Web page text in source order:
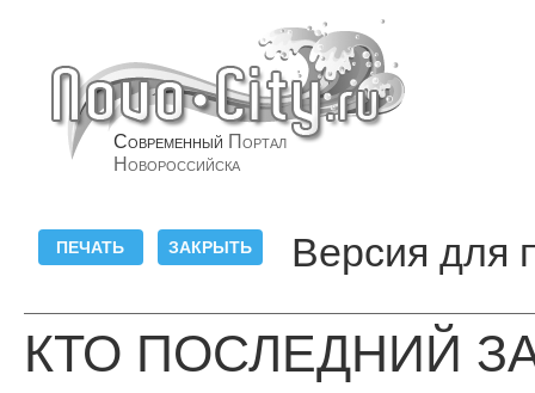
Современный Портал
Новороссийска
Версия для
КТО ПОСЛЕДНИЙ